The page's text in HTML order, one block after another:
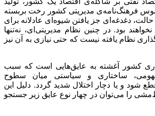
فرهنگ‌نامه‌ی مدیریتی کشور رخت بربسته
حالت، دغدغه‌ای جز یافتن شیوه‌ای عادلانه برای
بود. در چنین نظام مدیریتی‌ای، نه‌تنها
نظام یافته نیست که حتی نیازی به آن نیز
کشور آغشته به عایق‌هایی است که سبب
ساختاری و سیاستی میان سطوح
شود و یا دچار اختلال شدید گردد. دلیل این
را می‌توان در چهار نوع عایق زیر جستجو